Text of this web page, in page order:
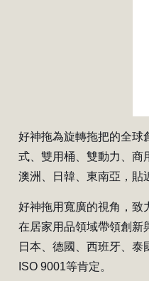
好神拖為旋轉拖把的全球
式、雙用桶、雙動力、商
澳洲、日韓、東南亞，貼
好神拖用寬廣的視角，致
在居家用品領域帶領創新
日本、德國、西班牙、泰
ISO 9001等肯定。